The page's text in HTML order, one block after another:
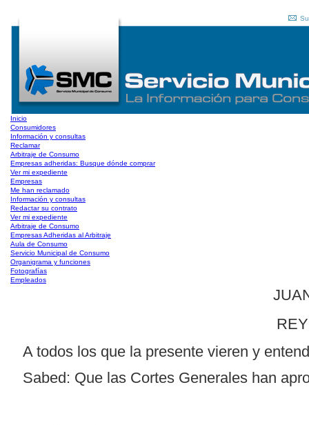
Inicio
Consumidores
Información y consultas
Reclamar
Arbitraje de Consumo
Empresas adheridas: Busque dónde comprar
Ver mi expediente
Empresas
Me han reclamado
Información y consultas
Redactar su contrato
Ver mi expediente
Arbitraje de Consumo
Empresas Adheridas al Arbitraje
Aula de Consumo
Servicio Municipal de Consumo
Organigrama y funciones
Fotografías
Empleados
A todos los que la presente vieren y
Sabed: Que las Cortes Generales han